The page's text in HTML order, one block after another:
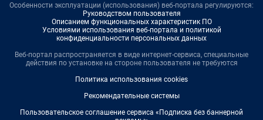
Особенности эксплуатации (использования) веб-портала регулируются:
Руководством пользователя
Описанием функциональных характеристик ПО
Условиями использования веб-портала и политикой
конфиденциальности персональных данных
Веб-портал распространяется в виде интернет-сервиса, специальные
действия по установке на стороне пользователя не требуются
Политика использования cookies
Рекомендательные системы
Пользовательское соглашение сервиса «Подписка без баннерной